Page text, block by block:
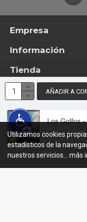
AÑADIR A
Los Golfos -
Empresa
Información
Tienda
© 2026 -
Utilizamos cookies
estadísticos de la
nuestros servicios... más